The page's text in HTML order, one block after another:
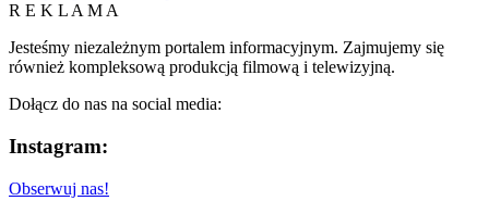
R E K L A M A
Jesteśmy niezależnym portalem informacyjnym. Zajmujemy się
również kompleksową produkcją filmową i telewizyjną.
Dołącz do nas na social media:
Instagram:
Obserwuj nas!